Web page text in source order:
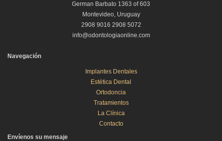
German Barbato 1363 of 603
Montevideo, Uruguay
2908 9016 2908 5072
info@odontologiaonline.com
Navegación
Implantes Dentales
Estética Dental
Ortodoncia
Tratamientos
La Clínica
Contacto
Envíenos su mensaje